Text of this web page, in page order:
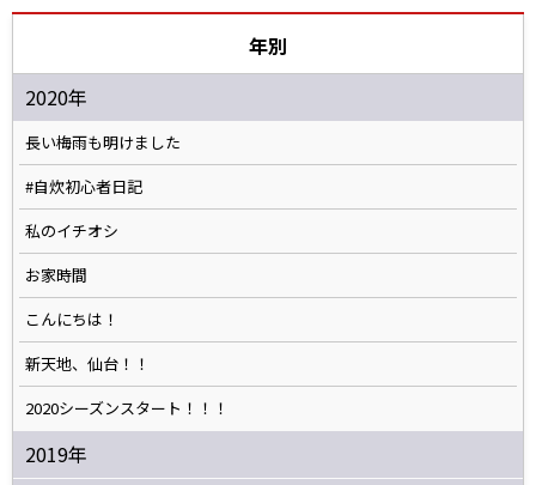
年別
2020年
長い梅雨も明けました
#自炊初心者日記
私のイチオシ
お家時間
こんにちは！
新天地、仙台！！
2020シーズンスタート！！！
2019年